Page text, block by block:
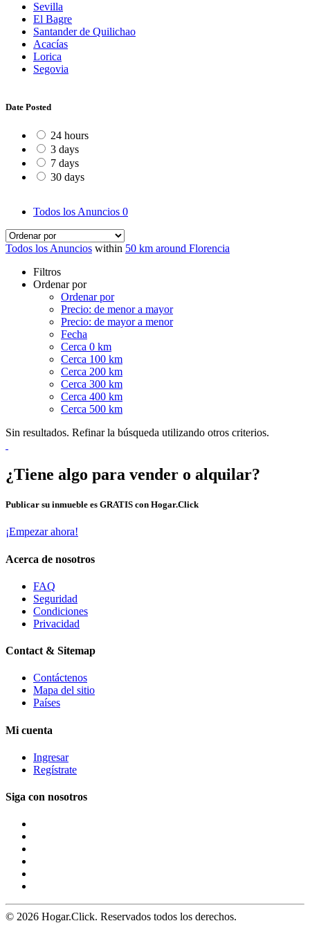
Sevilla
El Bagre
Santander de Quilichao
Acacías
Lorica
Segovia
Date Posted
24 hours
3 days
7 days
30 days
Todos los Anuncios 0
Todos los Anuncios within 50 km around Florencia
Filtros
Ordenar por
Ordenar por
Precio: de menor a mayor
Precio: de mayor a menor
Fecha
Cerca 0 km
Cerca 100 km
Cerca 200 km
Cerca 300 km
Cerca 400 km
Cerca 500 km
Sin resultados. Refinar la búsqueda utilizando otros criterios.
¿Tiene algo para vender o alquilar?
Publicar su inmueble es GRATIS con Hogar.Click
¡Empezar ahora!
Acerca de nosotros
FAQ
Seguridad
Condiciones
Privacidad
Contact & Sitemap
Contáctenos
Mapa del sitio
Países
Mi cuenta
Ingresar
Regístrate
Siga con nosotros
© 2026 Hogar.Click. Reservados todos los derechos.